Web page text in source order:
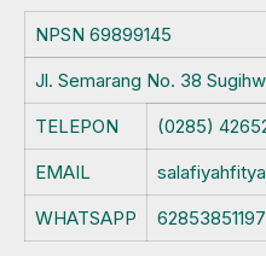
NPSN 69899145
Jl. Semarang No. 38
TELEPON
(0285)
EMAIL
WHATSAPP